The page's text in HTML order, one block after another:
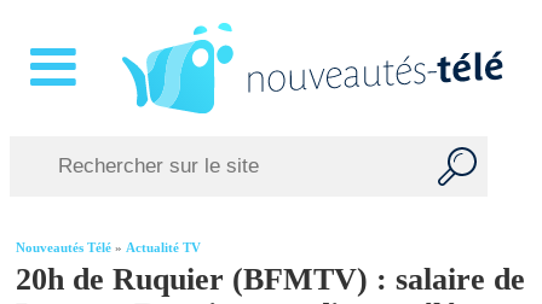
Nouveautés Télé »Actualité TV
20h de Ruquier (BFMTV) : salaire de